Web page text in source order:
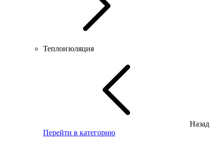
Теплоизоляция
Назад
Перейти в категорию